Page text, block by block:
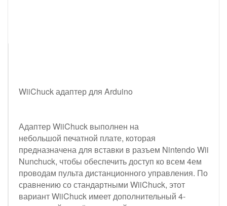
WiiChuck адаптер для Arduino
Адаптер WiiChuck выполнен на
небольшой печатной плате, которая
предназначена для вставки в разъем Nintendo Wii
Nunchuck, чтобы обеспечить доступ ко всем 4ем
проводам пульта дистанционного управления. По
сравнению со стандартными WiiChuck, этот
вариант WiiChuck имеет дополнительный 4-